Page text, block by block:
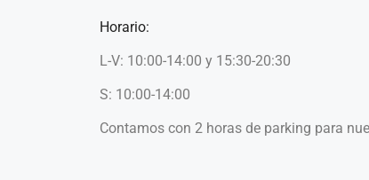
Horario:
L-V: 10:00-14:00 y 15:30-20:30
S: 10:00-14:00
Contamos con 2 horas de parking para